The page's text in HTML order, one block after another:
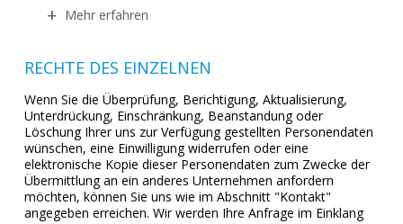
Mehr erfahren
RECHTE DES EINZELNEN
Wenn Sie die Überprüfung, Berichtigung, Aktualisierung,
Unterdrückung, Einschränkung, Beanstandung oder
Löschung Ihrer uns zur Verfügung gestellten Personendaten
wünschen, eine Einwilligung widerrufen oder eine
elektronische Kopie dieser Personendaten zum Zwecke der
Übermittlung an ein anderes Unternehmen anfordern
möchten, können Sie uns wie im Abschnitt "Kontakt"
angegeben erreichen. Wir werden Ihre Anfrage im Einklang